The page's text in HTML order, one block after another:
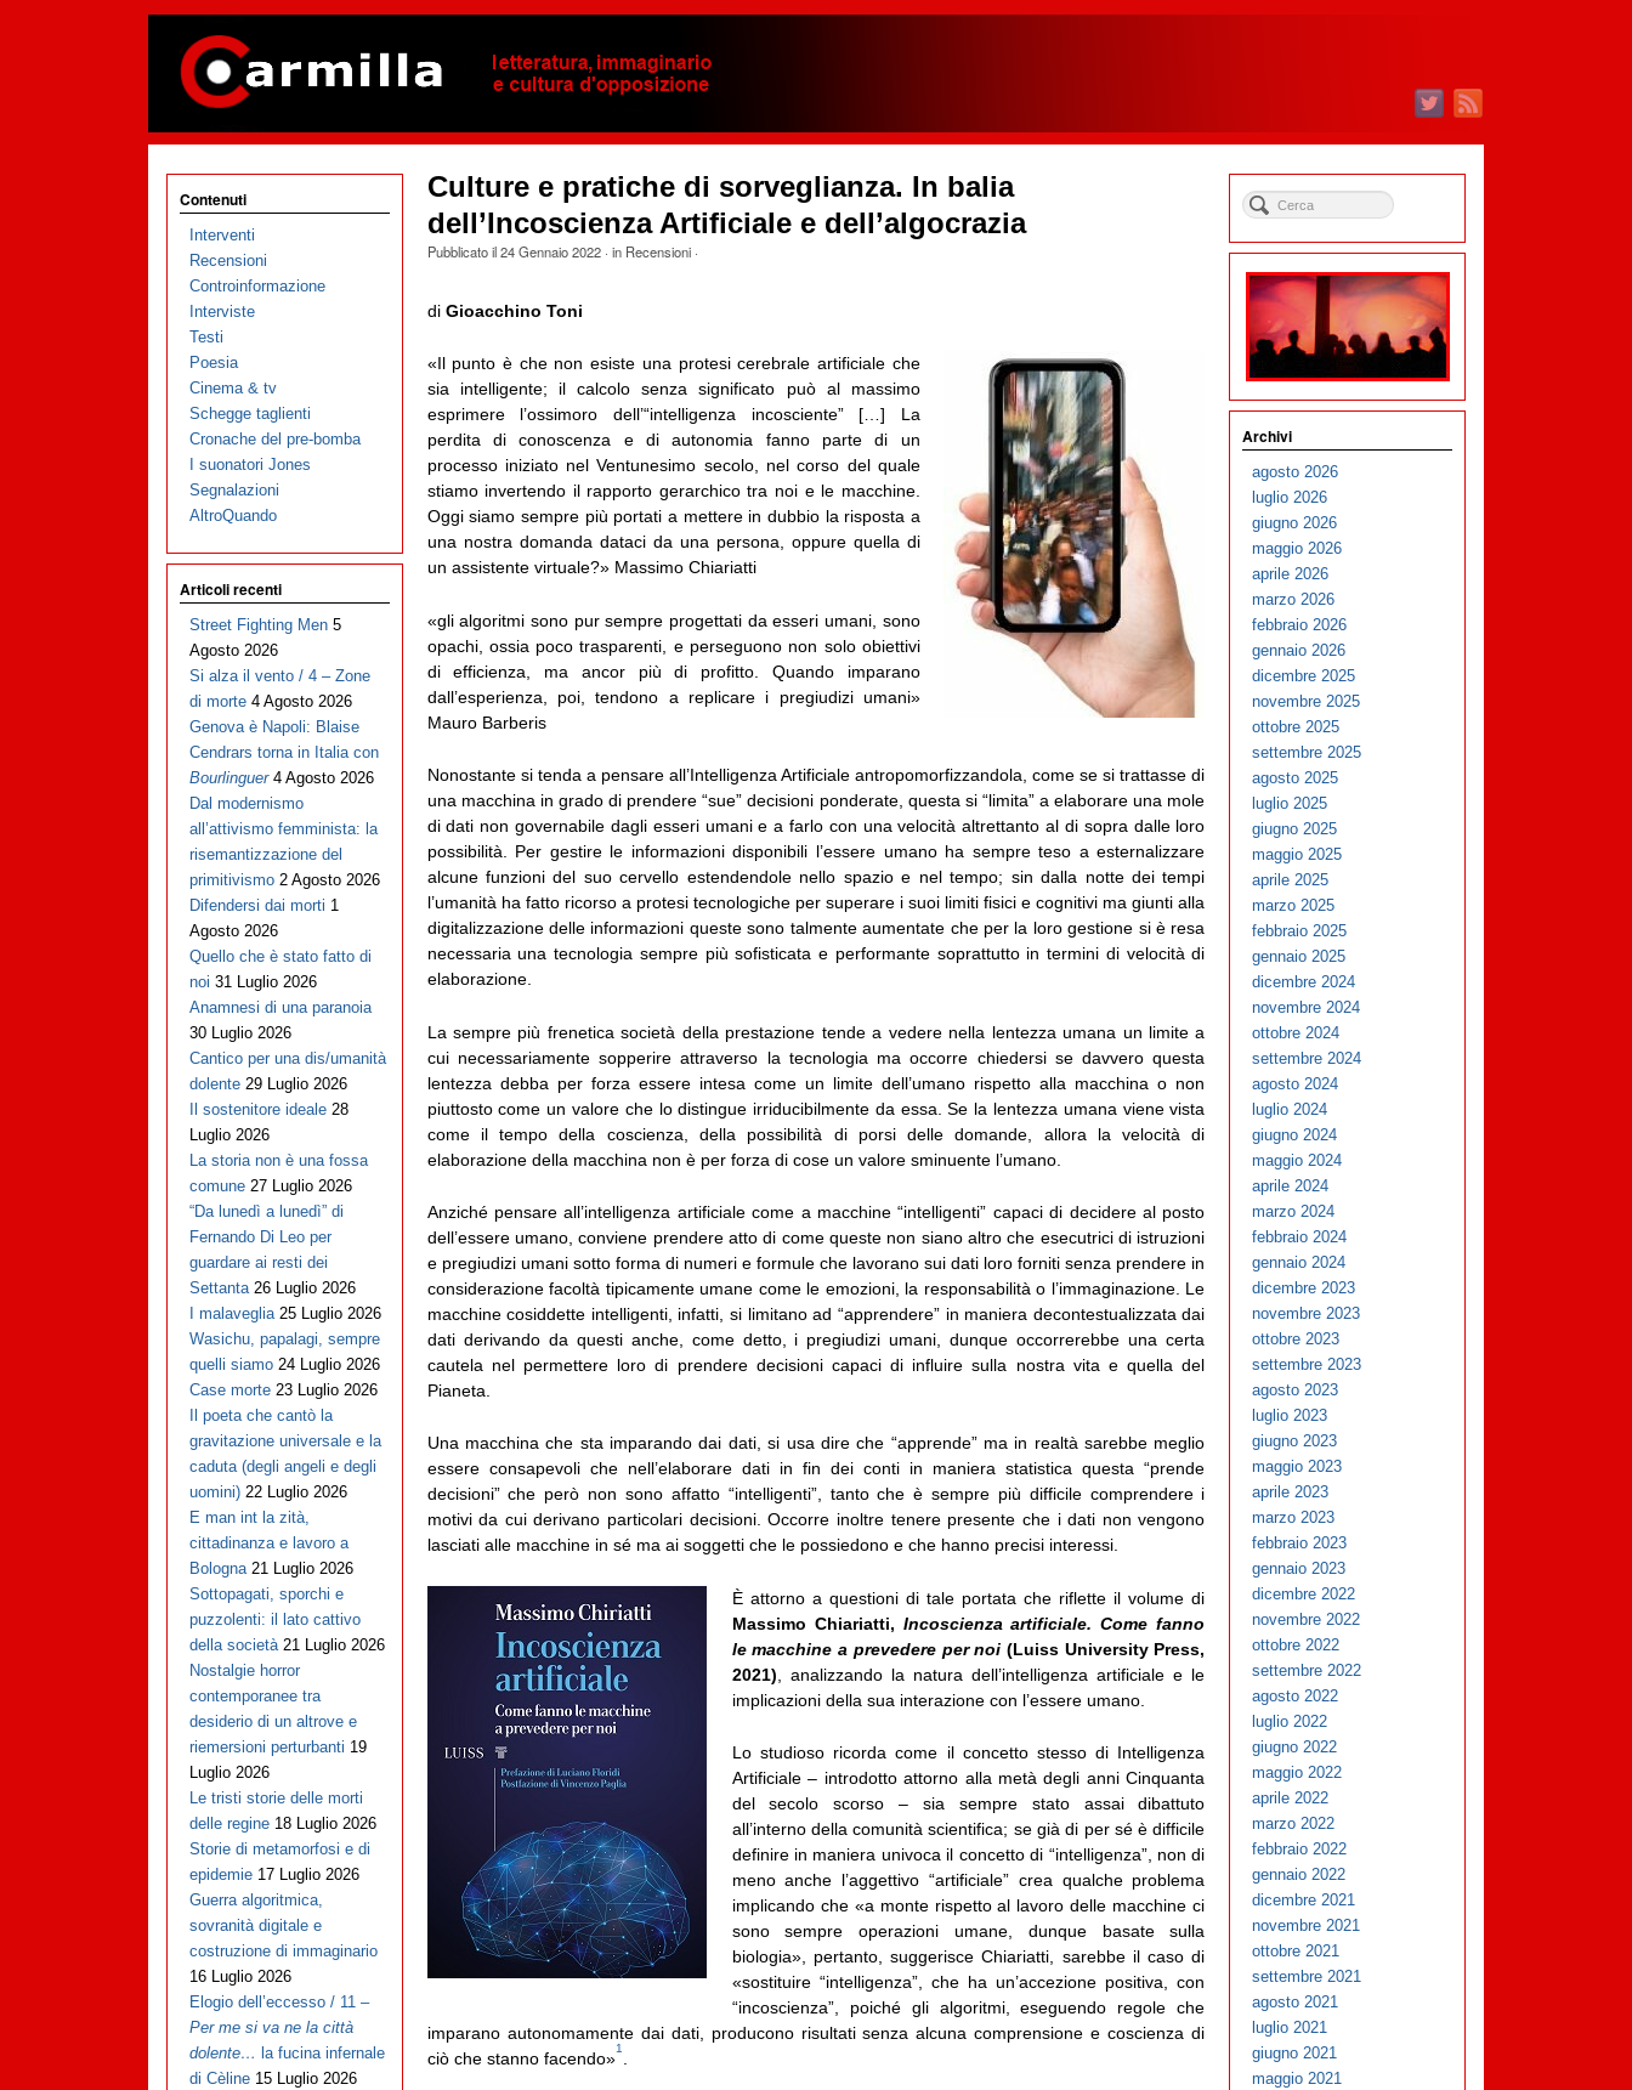
Culture e pratiche di sorveglianza. In balia
dell’Incoscienza Artificiale e dell’algocrazia
Pubblicato il24 Gennaio 2022· in Recensioni·
di Gioacchino Toni
«Il punto è che non esiste una protesi cerebrale artificiale che
sia intelligente; il calcolo senza significato può al massimo
esprimere l’ossimoro dell’“intelligenza incosciente” […] La
perdita di conoscenza e di autonomia fanno parte di un
processo iniziato nel Ventunesimo secolo, nel corso del quale
stiamo invertendo il rapporto gerarchico tra noi e le macchine.
Oggi siamo sempre più portati a mettere in dubbio la risposta a
una nostra domanda dataci da una persona, oppure quella di
un assistente virtuale?» Massimo Chiariatti
«gli algoritmi sono pur sempre progettati da esseri umani, sono
opachi, ossia poco trasparenti, e perseguono non solo obiettivi
di efficienza, ma ancor più di profitto. Quando imparano
dall’esperienza, poi, tendono a replicare i pregiudizi umani»
Mauro Barberis
Nonostante si tenda a pensare all’Intelligenza Artificiale antropomorfizzandola, come se si trattasse di
una macchina in grado di prendere “sue” decisioni ponderate, questa si “limita” a elaborare una mole
di dati non governabile dagli esseri umani e a farlo con una velocità altrettanto al di sopra dalle loro
possibilità. Per gestire le informazioni disponibili l’essere umano ha sempre teso a esternalizzare
alcune funzioni del suo cervello estendendole nello spazio e nel tempo; sin dalla notte dei tempi
l’umanità ha fatto ricorso a protesi tecnologiche per superare i suoi limiti fisici e cognitivi ma giunti alla
digitalizzazione delle informazioni queste sono talmente aumentate che per la loro gestione si è resa
necessaria una tecnologia sempre più sofisticata e performante soprattutto in termini di velocità di
elaborazione.
La sempre più frenetica società della prestazione tende a vedere nella lentezza umana un limite a
cui necessariamente sopperire attraverso la tecnologia ma occorre chiedersi se davvero questa
lentezza debba per forza essere intesa come un limite dell’umano rispetto alla macchina o non
piuttosto come un valore che lo distingue irriducibilmente da essa. Se la lentezza umana viene vista
come il tempo della coscienza, della possibilità di porsi delle domande, allora la velocità di
elaborazione della macchina non è per forza di cose un valore sminuente l’umano.
Anziché pensare all’intelligenza artificiale come a macchine “intelligenti” capaci di decidere al posto
dell’essere umano, conviene prendere atto di come queste non siano altro che esecutrici di istruzioni
e pregiudizi umani sotto forma di numeri e formule che lavorano sui dati loro forniti senza prendere in
considerazione facoltà tipicamente umane come le emozioni, la responsabilità o l’immaginazione. Le
macchine cosiddette intelligenti, infatti, si limitano ad “apprendere” in maniera decontestualizzata dai
dati derivando da questi anche, come detto, i pregiudizi umani, dunque occorrerebbe una certa
cautela nel permettere loro di prendere decisioni capaci di influire sulla nostra vita e quella del
Pianeta.
Una macchina che sta imparando dai dati, si usa dire che “apprende” ma in realtà sarebbe meglio
essere consapevoli che nell’elaborare dati in fin dei conti in maniera statistica questa “prende
decisioni” che però non sono affatto “intelligenti”, tanto che è sempre più difficile comprendere i
motivi da cui derivano particolari decisioni. Occorre inoltre tenere presente che i dati non vengono
lasciati alle macchine in sé ma ai soggetti che le possiedono e che hanno precisi interessi.
È attorno a questioni di tale portata che riflette il volume di
Massimo Chiariatti, Incoscienza artificiale. Come fanno
le macchine a prevedere per noi (Luiss University Press,
2021) , analizzando la natura dell’intelligenza artificiale e le
implicazioni della sua interazione con l’essere umano.
Lo studioso ricorda come il concetto stesso di Intelligenza
Artificiale – introdotto attorno alla metà degli anni Cinquanta
del secolo scorso – sia sempre stato assai dibattuto
all’interno della comunità scientifica; se già di per sé è difficile
definire in maniera univoca il concetto di “intelligenza”, non di
meno anche l’aggettivo “artificiale” crea qualche problema
implicando che «a monte rispetto al lavoro delle macchine ci
sono sempre operazioni umane, dunque basate sulla
biologia», pertanto, suggerisce Chiariatti, sarebbe il caso di
«sostituire “intelligenza”, che ha un’accezione positiva, con
“incoscienza”, poiché gli algoritmi, eseguendo regole che
imparano autonomamente dai dati, producono risultati senza alcuna comprensione e coscienza di
ciò che stanno facendo»
1
Contenuti
Interventi
Recensioni
Controinformazione
Interviste
Testi
Poesia
Cinema & tv
Schegge taglienti
Cronache del pre-bomba
I suonatori Jones
Segnalazioni
AltroQuando
Articoli recenti
Street Fighting Men 5
Agosto 2026
Si alza il vento / 4 – Zone
di morte 4 Agosto 2026
Genova è Napoli: Blaise
Cendrars torna in Italia con
Bourlinguer 4 Agosto 2026
Dal modernismo
all’attivismo femminista: la
risemantizzazione del
primitivismo 2 Agosto 2026
Difendersi dai morti 1
Agosto 2026
Quello che è stato fatto di
noi 31 Luglio 2026
Anamnesi di una paranoia
30 Luglio 2026
Cantico per una dis/umanità
dolente 29 Luglio 2026
Il sostenitore ideale 28
Luglio 2026
La storia non è una fossa
comune 27 Luglio 2026
“Da lunedì a lunedì” di
Fernando Di Leo per
guardare ai resti dei
Settanta 26 Luglio 2026
I malaveglia 25 Luglio 2026
Wasichu, papalagi, sempre
quelli siamo 24 Luglio 2026
Case morte 23 Luglio 2026
Il poeta che cantò la
gravitazione universale e la
caduta (degli angeli e degli
uomini) 22 Luglio 2026
E man int la zità,
cittadinanza e lavoro a
Bologna 21 Luglio 2026
Sottopagati, sporchi e
puzzolenti: il lato cattivo
della società 21 Luglio 2026
Nostalgie horror
contemporanee tra
desiderio di un altrove e
riemersioni perturbanti 19
Luglio 2026
Le tristi storie delle morti
delle regine 18 Luglio 2026
Storie di metamorfosi e di
epidemie 17 Luglio 2026
Guerra algoritmica,
sovranità digitale e
costruzione di immaginario
16 Luglio 2026
Elogio dell’eccesso / 11 –
Per me si va ne la città
dolente… la fucina infernale
di Cèline 15 Luglio 2026
Archivi
agosto 2026
luglio 2026
giugno 2026
maggio 2026
aprile 2026
marzo 2026
febbraio 2026
gennaio 2026
dicembre 2025
novembre 2025
ottobre 2025
settembre 2025
agosto 2025
luglio 2025
giugno 2025
maggio 2025
aprile 2025
marzo 2025
febbraio 2025
gennaio 2025
dicembre 2024
novembre 2024
ottobre 2024
settembre 2024
agosto 2024
luglio 2024
giugno 2024
maggio 2024
aprile 2024
marzo 2024
febbraio 2024
gennaio 2024
dicembre 2023
novembre 2023
ottobre 2023
settembre 2023
agosto 2023
luglio 2023
giugno 2023
maggio 2023
aprile 2023
marzo 2023
febbraio 2023
gennaio 2023
dicembre 2022
novembre 2022
ottobre 2022
settembre 2022
agosto 2022
luglio 2022
giugno 2022
maggio 2022
aprile 2022
marzo 2022
febbraio 2022
gennaio 2022
dicembre 2021
novembre 2021
ottobre 2021
settembre 2021
agosto 2021
luglio 2021
giugno 2021
maggio 2021